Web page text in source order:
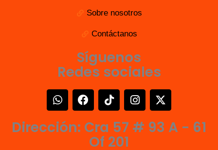
Sobre nosotros
Contáctanos
Síguenos
Redes sociales
W
h
t
F
a
e
T
i
o
k
I
n
t
X
-
w
Dirección: Cra 57 # 93 A - 61
Of 201